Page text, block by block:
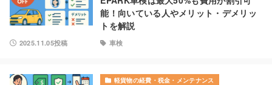
能！向いている人やメリット・デメリッ
トを解説
2025.11.05投稿 車検
軽貨物の経費・税金・メンテナンス